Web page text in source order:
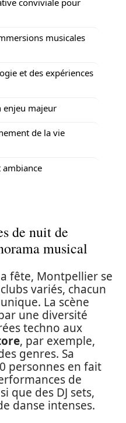
musicales
et des expériences
enjeu majeur
de la vie
ambiance
de nuit de
musical
fête, Montpellier se
variés, chacun
La scène
une diversité
techno aux
, par exemple,
genres. Sa
personnes en fait
de
que des DJ sets,
danse intenses.